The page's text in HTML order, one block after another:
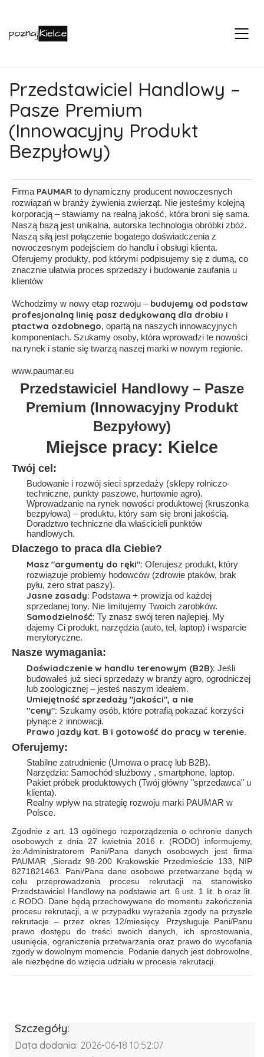
Przedstawiciel Handlowy –
Pasze Premium
(Innowacyjny Produkt
Bezpyłowy)
Firma PAUMAR to dynamiczny producent nowoczesnych
rozwiązań w branży żywienia zwierząt. Nie jesteśmy kolejną
korporacją – stawiamy na realną jakość, która broni się sama.
Naszą bazą jest unikalna, autorska technologia obróbki zbóż.
Naszą siłą jest połączenie bogatego doświadczenia z
nowoczesnym podejściem do handlu i obsługi klienta.
Oferujemy produkty, pod którymi podpisujemy się z dumą, co
znacznie ułatwia proces sprzedaży i budowanie zaufania u
klientów
Wchodzimy w nowy etap rozwoju – budujemy od podstaw
profesjonalną linię pasz dedykowaną dla drobiu i
ptactwa ozdobnego, opartą na naszych innowacyjnych
komponentach. Szukamy osoby, która wprowadzi te nowości
na rynek i stanie się twarzą naszej marki w nowym regionie.
www.paumar.eu
Przedstawiciel Handlowy – Pasze
Premium (Innowacyjny Produkt
Bezpyłowy)
Miejsce pracy: Kielce
Twój cel:
Budowanie i rozwój sieci sprzedaży (sklepy rolniczo-
techniczne, punkty paszowe, hurtownie agro).
Wprowadzanie na rynek nowości produktowej (kruszonka
bezpyłowa) – produktu, który sam się broni jakością.
Doradztwo techniczne dla właścicieli punktów
handlowych.
Dlaczego to praca dla Ciebie?
Masz "argumenty do ręki": Oferujesz produkt, który
rozwiązuje problemy hodowców (zdrowie ptaków, brak
pyłu, zero strat paszy).
Jasne zasady: Podstawa + prowizja od każdej
sprzedanej tony. Nie limitujemy Twoich zarobków.
Samodzielność: Ty znasz swój teren najlepiej. My
dajemy Ci produkt, narzędzia (auto, tel, laptop) i wsparcie
merytoryczne.
Nasze wymagania:
Doświadczenie w handlu terenowym (B2B): Jeśli
budowałeś już sieci sprzedaży w branży agro, ogrodniczej
lub zoologicznej – jesteś naszym ideałem.
Umiejętność sprzedaży "jakości", a nie
"ceny": Szukamy osób, które potrafią pokazać korzyści
płynące z innowacji.
Prawo jazdy kat. B i gotowość do pracy w terenie.
Oferujemy:
Stabilne zatrudnienie (Umowa o pracę lub B2B).
Narzędzia: Samochód służbowy , smartphone, laptop.
Pakiet próbek produktowych (Twój główny "sprzedawca" u
klienta).
Realny wpływ na strategię rozwoju marki PAUMAR w
Polsce.
Zgodnie z art. 13 ogólnego rozporządzenia o ochronie danych
osobowych z dnia 27 kwietnia 2016 r. (RODO) informujemy,
że:Administratorem Pani/Pana danych osobowych jest firma
PAUMAR ,Sieradz 98-200 Krakowskie Przedmieście 133, NIP
8271821463. Pani/Pana dane osobowe przetwarzane będą w
celu przeprowadzenia procesu rekrutacji na stanowisko
Przedstawiciel Handlowy na podstawie art. 6 ust. 1 lit. b oraz lit.
c RODO. Dane będą przechowywane do momentu zakończenia
procesu rekrutacji, a w przypadku wyrażenia zgody na przyszłe
rekrutacje – przez okres 12/miesięcy. Przysługuje Pani/Panu
prawo dostępu do treści swoich danych, ich sprostowania,
usunięcia, ograniczenia przetwarzania oraz prawo do wycofania
zgody w dowolnym momencie. Podanie danych jest dobrowolne,
ale niezbędne do wzięcia udziału w procesie rekrutacji.
Szczegóły:
Data dodania: 2026-06-18 10:52:07